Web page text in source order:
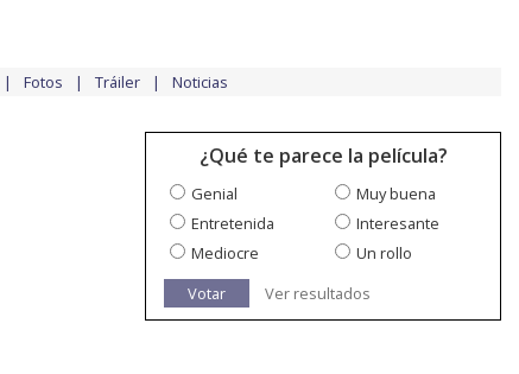
Fotos Tráiler Noticias
¿Qué te parece la película?
Genial
Muy buena
Entretenida
Interesante
Mediocre
Un rollo
Votar
Ver resultados